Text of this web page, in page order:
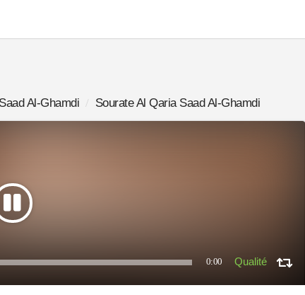
Saad Al-Ghamdi Sourate Al Qaria Saad Al-Ghamdi
0:00